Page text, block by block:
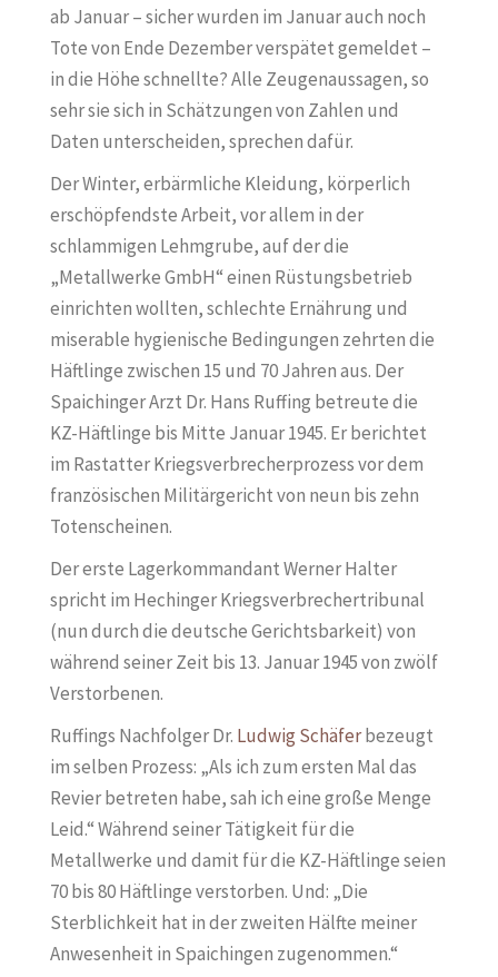
ab Januar – sicher wurden im Januar auch noch
Tote von Ende Dezember verspätet gemeldet –
in die Höhe schnellte? Alle Zeugenaussagen, so
sehr sie sich in Schätzungen von Zahlen und
Daten unterscheiden, sprechen dafür.
Der Winter, erbärmliche Kleidung, körperlich
erschöpfendste Arbeit, vor allem in der
schlammigen Lehmgrube, auf der die
„Metallwerke GmbH“ einen Rüstungsbetrieb
einrichten wollten, schlechte Ernährung und
miserable hygienische Bedingungen zehrten die
Häftlinge zwischen 15 und 70 Jahren aus. Der
Spaichinger Arzt Dr. Hans Ruffing betreute die
KZ-Häftlinge bis Mitte Januar 1945. Er berichtet
im Rastatter Kriegsverbrecherprozess vor dem
französischen Militärgericht von neun bis zehn
Totenscheinen.
Der erste Lagerkommandant Werner Halter
spricht im Hechinger Kriegsverbrechertribunal
(nun durch die deutsche Gerichtsbarkeit) von
während seiner Zeit bis 13. Januar 1945 von zwölf
Verstorbenen.
Ruffings Nachfolger Dr. Ludwig Schäferbezeugt
im selben Prozess: „Als ich zum ersten Mal das
Revier betreten habe, sah ich eine große Menge
Leid.“ Während seiner Tätigkeit für die
Metallwerke und damit für die KZ-Häftlinge seien
70 bis 80 Häftlinge verstorben. Und: „Die
Sterblichkeit hat in der zweiten Hälfte meiner
Anwesenheit in Spaichingen zugenommen.“